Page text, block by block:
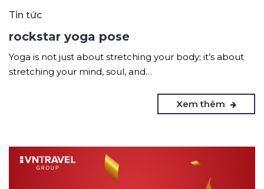
Tin tức
rockstar yoga pose
Yoga is not just about stretching your body; it’s about
stretching your mind, soul, and…
Xem thêm